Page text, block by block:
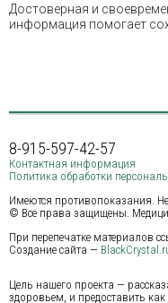
Достоверная и
информация помогает
8-915-597-42-57
Контактная информация
Политика обработки
Имеются противопоказания.
© Все права защищены.
При перепечатке материалов
Создание сайта —
Цель нашего проекта —
здоровьем, и предоставить